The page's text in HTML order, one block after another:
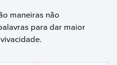
maneiras não
para dar maior